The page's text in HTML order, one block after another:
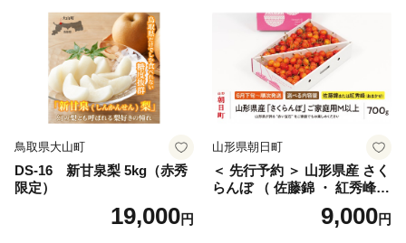
産 農家直送 期間限定 特産品
サイズミックス くらもとフ
ァーム 愛南町 愛媛県
鳥取県大山町
DS-16 新甘泉梨 5kg（赤秀
限定）
19,000円
山形県朝日町
＜ 先行予約 ＞ 山形県産 さく
らんぼ （ 佐藤錦 ・ 紅秀峰
） ご家庭用 M以上 700g 【20
26年6月下旬から7月上旬発
9,000円